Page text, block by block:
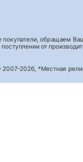
обращаем
от
2026, *Местная